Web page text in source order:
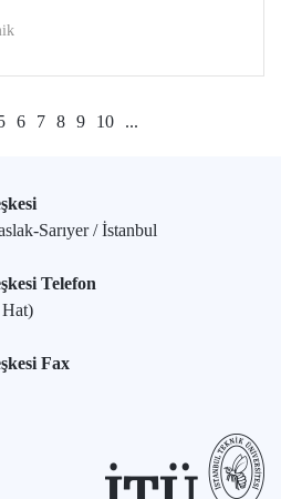
6 7 8 9 10 ...
Sarıyer / İstanbul
Telefon
Fax